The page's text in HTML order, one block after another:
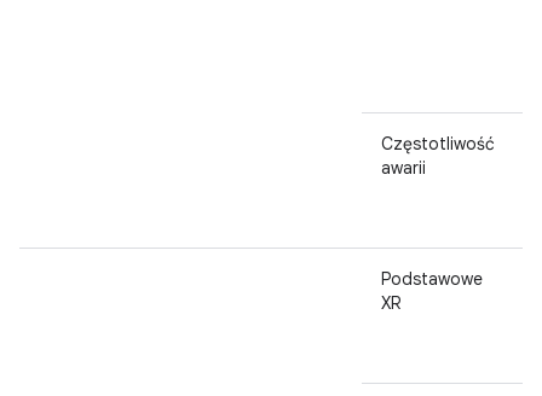
Częstotliwość
awarii
Podstawowe
XR